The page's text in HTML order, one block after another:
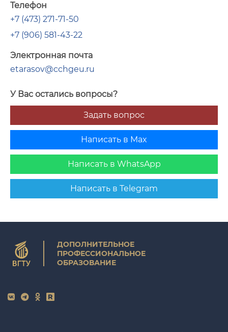
Телефон
+7 (473) 271-71-50
+7 (906) 581-43-22
Электронная почта
etarasov@cchgeu.ru
У Вас остались вопросы?
Задать вопрос
Написать в Max
Написать в WhatsApp
Написать в Telegram
ДОПОЛНИТЕЛЬНОЕ
ПРОФЕССИОНАЛЬНОЕ
ОБРАЗОВАНИЕ